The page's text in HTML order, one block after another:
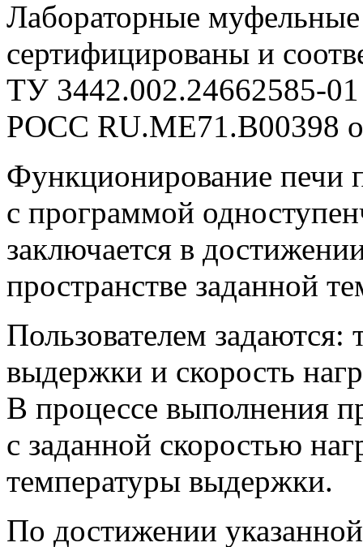
Лабораторные
сертифицированы и
ТУ 3442.002.24662585-01
РОСС RU.МЕ71.В00398
Функционирование печи
с программой
заключается в
пространстве заданной
Пользователем
выдержки и скорость
В процессе выполнения
с заданной скоростью
температуры выдержки.
По достижении